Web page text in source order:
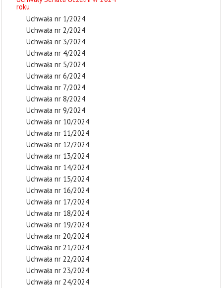
roku
Uchwała nr 1/2024
Uchwała nr 2/2024
Uchwała nr 3/2024
Uchwała nr 4/2024
Uchwała nr 5/2024
Uchwała nr 6/2024
Uchwała nr 7/2024
Uchwała nr 8/2024
Uchwała nr 9/2024
Uchwała nr 10/2024
Uchwała nr 11/2024
Uchwała nr 12/2024
Uchwała nr 13/2024
Uchwała nr 14/2024
Uchwała nr 15/2024
Uchwała nr 16/2024
Uchwała nr 17/2024
Uchwała nr 18/2024
Uchwała nr 19/2024
Uchwała nr 20/2024
Uchwała nr 21/2024
Uchwała nr 22/2024
Uchwała nr 23/2024
Uchwała nr 24/2024